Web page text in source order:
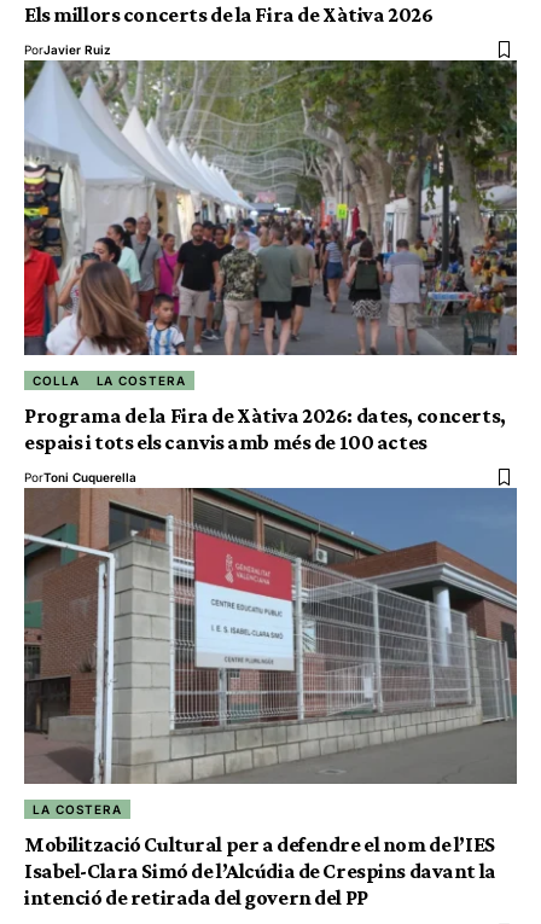
Els millors concerts de la Fira de Xàtiva 2026
PorJavier Ruiz
COLLA LA COSTERA
Programa de la Fira de Xàtiva 2026: dates, concerts,
espais i tots els canvis amb més de 100 actes
PorToni Cuquerella
LA COSTERA
Mobilització Cultural per a defendre el nom de l’IES
Isabel-Clara Simó de l’Alcúdia de Crespins davant la
intenció de retirada del govern del PP